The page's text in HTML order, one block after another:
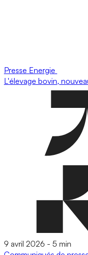
Presse Energie
L'élevage bovin,
9 avril 2026 - 5 min